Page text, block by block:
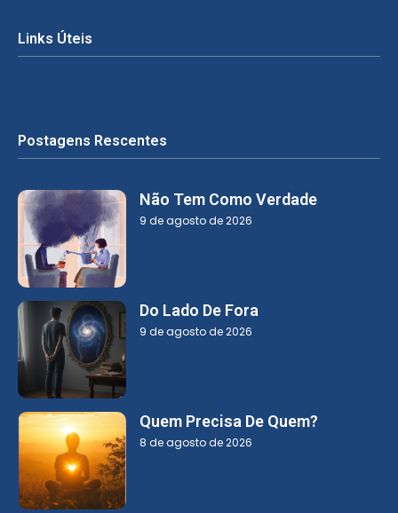
Links Úteis
Postagens Rescentes
Não Tem Como Verdade
9 de agosto de 2026
Do Lado De Fora
9 de agosto de 2026
Quem Precisa De Quem?
8 de agosto de 2026